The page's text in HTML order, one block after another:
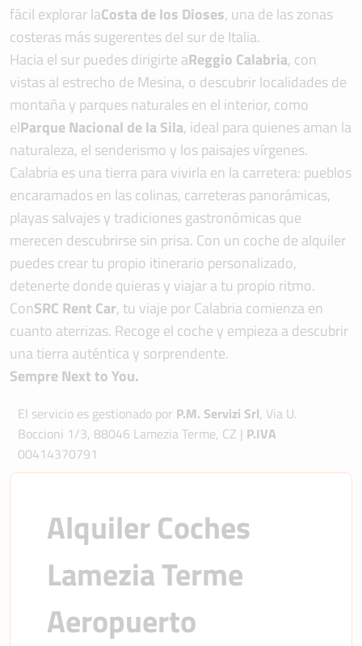
fácil explorar laCosta de los Dioses, una de las zonas
costeras más sugerentes del sur de Italia.
Hacia el sur puedes dirigirte aReggio Calabria, con
vistas al estrecho de Mesina, o descubrir localidades de
montaña y parques naturales en el interior, como
elParque Nacional de la Sila, ideal para quienes aman la
naturaleza, el senderismo y los paisajes vírgenes.
Calabria es una tierra para vivirla en la carretera: pueblos
encaramados en las colinas, carreteras panorámicas,
playas salvajes y tradiciones gastronómicas que
merecen descubrirse sin prisa. Con un coche de alquiler
puedes crear tu propio itinerario personalizado,
detenerte donde quieras y viajar a tu propio ritmo.
ConSRC Rent Car, tu viaje por Calabria comienza en
cuanto aterrizas. Recoge el coche y empieza a descubrir
una tierra auténtica y sorprendente.
Sempre Next to You.
El servicio es gestionado por P.M. Servizi Srl, Via U.
Boccioni 1/3, 88046 Lamezia Terme, CZ | P.IVA
00414370791
Alquiler Coches
Lamezia Terme
Aeropuerto